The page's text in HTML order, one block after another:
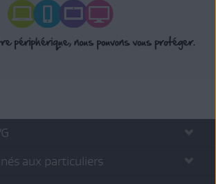
aux particuliers